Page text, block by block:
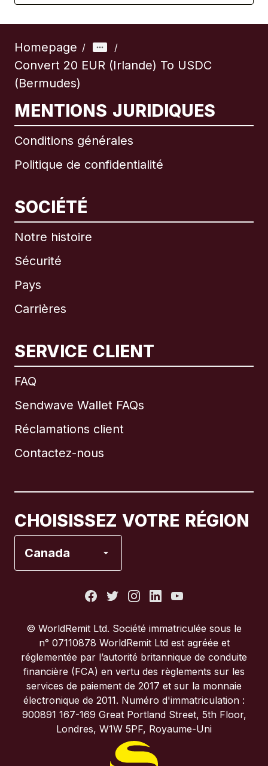
Homepage / /
Convert 20 EUR (Irlande) To USDC
(Bermudes)
MENTIONS JURIDIQUES
Conditions générales
Politique de confidentialité
SOCIÉTÉ
Notre histoire
Sécurité
Pays
Carrières
SERVICE CLIENT
FAQ
Sendwave Wallet FAQs
Réclamations client
Contactez-nous
CHOISISSEZ VOTRE RÉGION
Canada
International English
Brésil
Italie
Portugal
Royaume-Uni
© WorldRemit Ltd. Société immatriculée sous le
n° 07110878 WorldRemit Ltd est agréée et
réglementée par l’autorité britannique de conduite
financière (FCA) en vertu des règlements sur les
services de paiement de 2017 et sur la monnaie
électronique de 2011. Numéro d'immatriculation :
900891 167-169 Great Portland Street, 5th Floor,
Londres, W1W 5PF, Royaume-Uni